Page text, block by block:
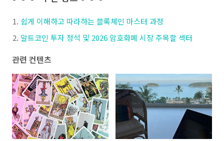
쉽게 이해하고 따라하는 블록체인 마스터 과정
알트코인 투자 정석 및 2026 암호화폐 시장 주목할 섹터
관련 컨텐츠